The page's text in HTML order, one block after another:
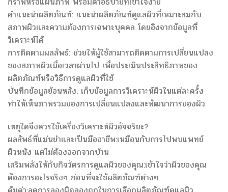
คำแนะนำผลิตภัณฑ์: แนะนำผลิตภัณฑ์ดูแลผิวที่เหมาะสมกับ
สภาพผิวและความต้องการเฉพาะบุคคล โดยอิงจากข้อมูลที่
วิเคราะห์ได้
การติดตามผลลัพธ์: ช่วยให้ผู้ใช้สามารถติดตามการเปลี่ยนแปลง
ของสภาพผิวเมื่อเวลาผ่านไป เพื่อประเมินประสิทธิภาพของ
ผลิตภัณฑ์หรือวิธีการดูแลผิวที่ใช้
บันทึกข้อมูลย้อนหลัง: เก็บข้อมูลการวิเคราะห์ผิวในแต่ละครั้ง
ทำให้เห็นภาพรวมของการเปลี่ยนแปลงและพัฒนาการของผิว
เหตุใดจึงควรใช้เครื่องวิเคราะห์ผิวอัจฉริยะ?
ผลลัพธ์ที่แม่นยำและเป็นมืออาชีพ:เหมือนกับการไปพบแพทย์
ผิวหนัง แต่ไม่ต้องออกจากบ้าน
เสริมพลังให้กับกิจวัตรการดูแลผิวของคุณ:เข้าใจว่าผิวของคุณ
ต้องการอะไรจริงๆ ก่อนที่จะใช้ผลิตภัณฑ์ต่างๆ